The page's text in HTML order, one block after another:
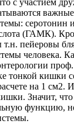
важные
серотонин
(ГАМК).
пейеровы
человека.
тонкой кишки
на 1 см2.
Значит,
функцию,